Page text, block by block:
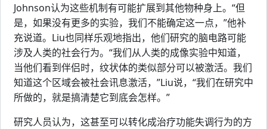
Johnson认为这些机制有可能扩展到其他物种身上。“但
是，如果没有更多的实验，我们不能确定这一点，”他补
充说道。Liu也同样乐观地指出，他们研究的脑电路可能
涉及人类的社会行为。“我们从人类的成像实验中知道，
当他们看到伴侣时，纹状体的类似部分可以被激活。我们
知道这个区域会被社会讯息激活，”Liu说，“我们在研究中
所做的，就是搞清楚它到底会怎样。”
研究人员认为，这甚至可以转化成治疗功能失调行为的方